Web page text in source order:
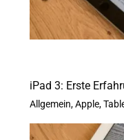
iPad 3: Erste
Allgemein,Apple,